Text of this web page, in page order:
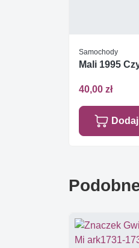
Samochody
Mali 1995
40,00 zł